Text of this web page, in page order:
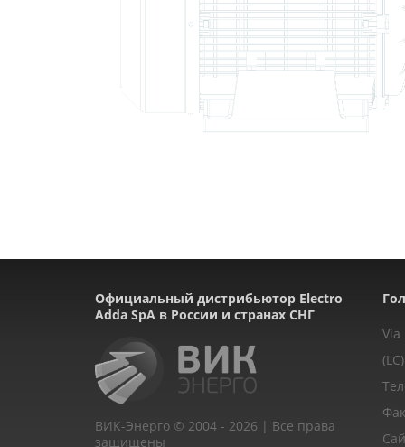
Официальный дистрибьютор Electro
Adda SpA в России и странах СНГ
ВИК-Энерго © 2004 - 2026 | Все права
защищены
Via